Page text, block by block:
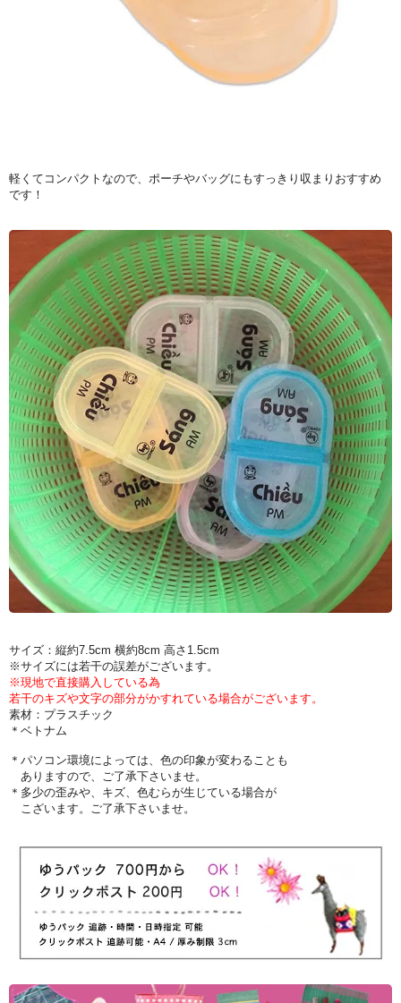
軽くてコンパクトなので、ポーチやバッグにもすっきり収まりおすすめ
です！
サイズ：縦約7.5cm 横約8cm 高さ1.5cm
※サイズには若干の誤差がございます。
※現地で直接購入している為
若干のキズや文字の部分がかすれている場合がございます。
素材：プラスチック
＊ベトナム
＊パソコン環境によっては、色の印象が変わることも
ありますので、ご了承下さいませ。
＊多少の歪みや、キズ、色むらが生じている場合が
こざいます。ご了承下さいませ。